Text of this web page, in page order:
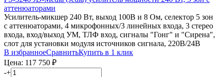
аттенюаторами
Усилитель-микшер 240 Вт, выход 100В и 8 Ом, селектор 5 зон
с аттенюаторами, 4 микрофонных/3 линейных входа, 3 стерео
входа, вход/выход УМ, ТЛФ вход, сигналы "Гонг" и "Сирена",
слот для установки модуля источников сигнала, 220В/24В
В избранноеСравнитьКупить в 1 клик
Цена: 117 750 ₽
-+